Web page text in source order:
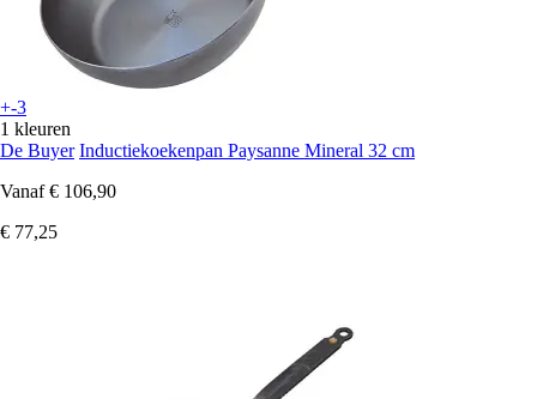
+-3
1 kleuren
De Buyer Inductiekoekenpan Paysanne Mineral 32 cm
Vanaf € 106,90
€ 77,25